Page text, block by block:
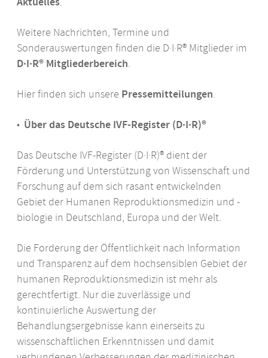
Weitere Nachrichten, Termine und
Sonderauswertungen finden die D·I·R® Mitglieder im
D·I·R® Mitgliederbereich.
Hier finden sich unsere Pressemitteilungen.
Über das Deutsche IVF-Register (D·I·R)®
Das Deutsche IVF-Register (D·I·R)® dient der
Förderung und Unterstützung von Wissenschaft und
Forschung auf dem sich rasant entwickelnden
Gebiet der Humanen Reproduktionsmedizin und -
biologie in Deutschland, Europa und der Welt.
Die Forderung der Öffentlichkeit nach Information
und Transparenz auf dem hochsensiblen Gebiet der
humanen Reproduktionsmedizin ist mehr als
gerechtfertigt. Nur die zuverlässige und
kontinuierliche Auswertung der
Behandlungsergebnisse kann einerseits zu
wissenschaftlichen Erkenntnissen und damit